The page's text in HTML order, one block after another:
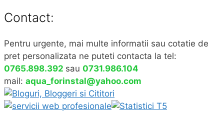
Contact:
Pentru urgente, mai multe informatii sau cotatie de
pret personalizata ne puteti contacta la tel:
0765.898.392 sau 0731.986.104
mail: aqua_forinstal@yahoo.com